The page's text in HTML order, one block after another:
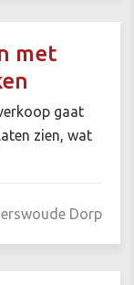
met
gaat
zien, wat
Dorp